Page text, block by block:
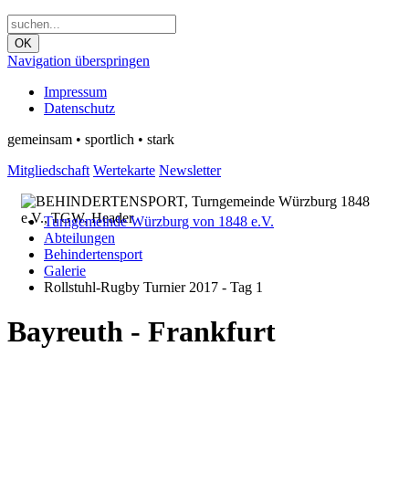
OK
Navigation überspringen
Impressum
Datenschutz
gemeinsam • sportlich • stark
Mitgliedschaft Wertekarte Newsletter
Turngemeinde Würzburg von 1848 e.V.
Abteilungen
Behindertensport
Galerie
Rollstuhl-Rugby Turnier 2017 - Tag 1
Bayreuth - Frankfurt